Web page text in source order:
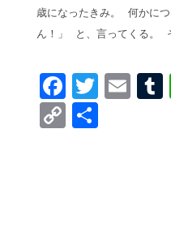
歳になったきみ。 何かに
ん！」 と、言ってくる。
Copy